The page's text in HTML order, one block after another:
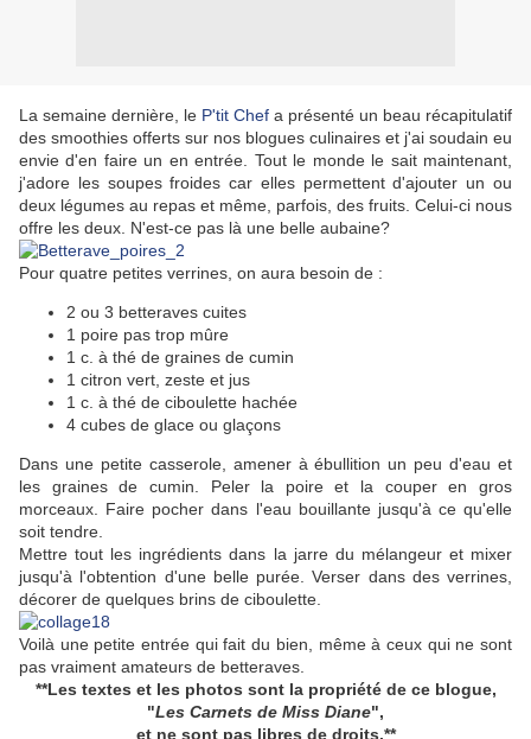
La semaine dernière, le P'tit Chef a présenté un beau récapitulatif
des smoothies offerts sur nos blogues culinaires et j'ai soudain eu
envie d'en faire un en entrée. Tout le monde le sait maintenant,
j'adore les soupes froides car elles permettent d'ajouter un ou
deux légumes au repas et même, parfois, des fruits. Celui-ci nous
offre les deux. N'est-ce pas là une belle aubaine?
Pour quatre petites verrines, on aura besoin de :
2 ou 3 betteraves cuites
1 poire pas trop mûre
1 c. à thé de graines de cumin
1 citron vert, zeste et jus
1 c. à thé de ciboulette hachée
4 cubes de glace ou glaçons
Dans une petite casserole, amener à ébullition un peu d'eau et
les graines de cumin. Peler la poire et la couper en gros
morceaux. Faire pocher dans l'eau bouillante jusqu'à ce qu'elle
soit tendre.
Mettre tout les ingrédients dans la jarre du mélangeur et mixer
jusqu'à l'obtention d'une belle purée. Verser dans des verrines,
décorer de quelques brins de ciboulette.
Voilà une petite entrée qui fait du bien, même à ceux qui ne sont
pas vraiment amateurs de betteraves.
**Les textes et les photos sont la propriété de ce blogue,
"Les Carnets de Miss Diane",
et ne sont pas libres de droits.**